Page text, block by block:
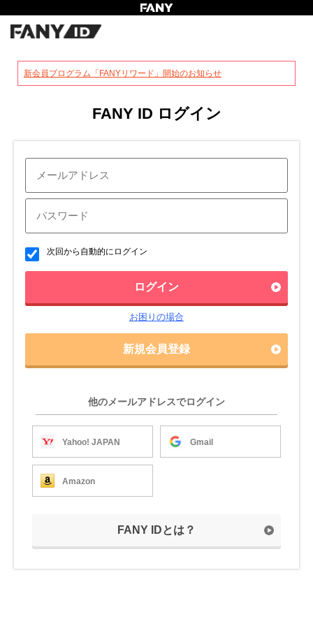
新会員プログラム「FANYリワード」開始のお知らせ
FANY ID ログイン
次回から自動的にログイン
ログイン
お困りの場合
新規会員登録
他のメールアドレスでログイン
Yahoo! JAPAN Gmail
Amazon
FANY IDとは？